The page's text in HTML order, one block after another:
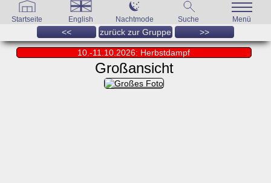
Startseite English Nachtmode Suche Menü
<< zurück zur Gruppe >>
10.-11.10.2026: Herbstdampf
Großansicht